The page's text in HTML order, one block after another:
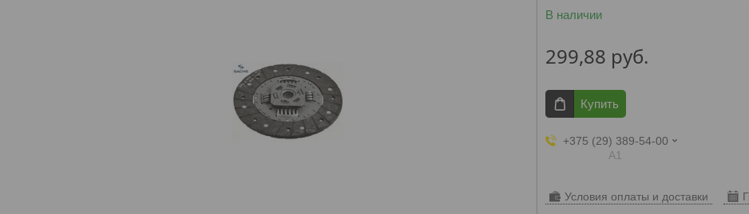
В наличии
299,88 руб.
Купить
+375 (29) 389-54-00
А1
Условия оплаты и доставки